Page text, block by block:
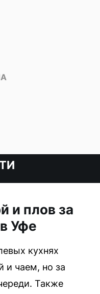
и плов за
Уфе
кухнях
и чаем, но за
Также